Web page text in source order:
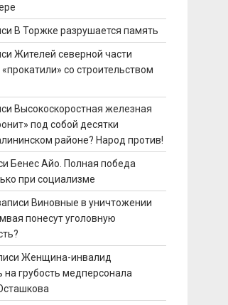
В Торжке разрушается память
Жителей северной части
со строительством
Высокоскоростная железная
под собой десятки
районе? Народ против!
Бенес Айо. Полная победа
при социализме
Виновные в уничтожении
понесут уголовную
Женщина-инвалид
грубость медперсонала